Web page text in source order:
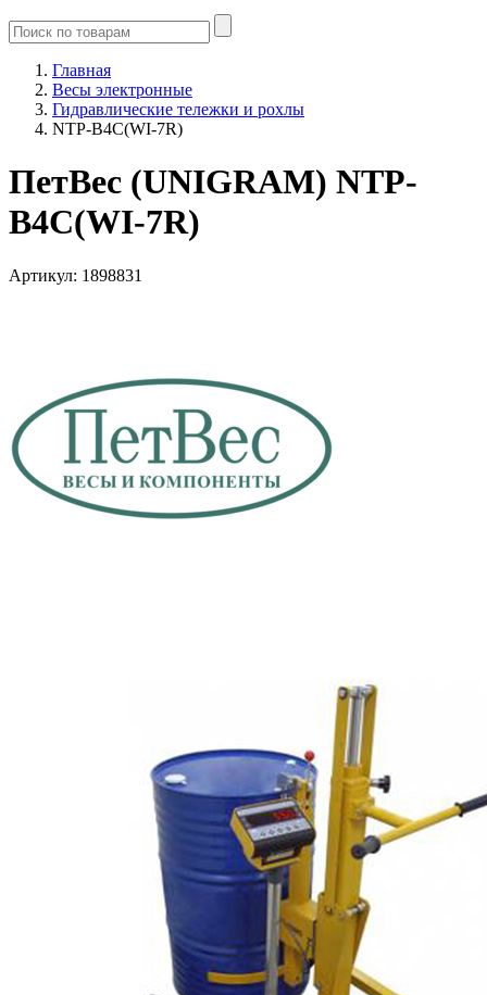
Главная
Весы электронные
Гидравлические тележки и рохлы
NTP-B4C(WI-7R)
ПетВес (UNIGRAM) NTP-
B4C(WI-7R)
Артикул: 1898831